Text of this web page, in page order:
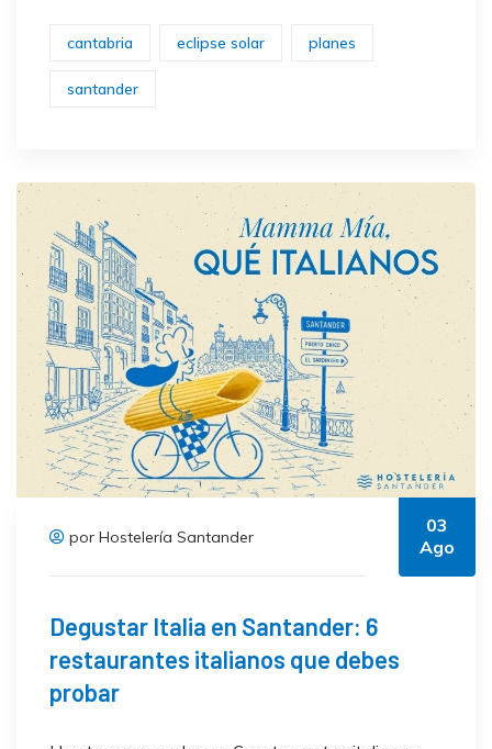
cantabria eclipse solar planes
santander
por Hostelería Santander
03
Ago
Degustar Italia en Santander: 6
restaurantes italianos que debes
probar